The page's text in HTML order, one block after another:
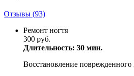
Отзывы (93)
Ремонт ногтя
300 руб.
Длительность: 30 мин.
Восстановление